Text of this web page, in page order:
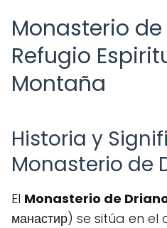
Monasterio
Refugio
Montaña
Historia y
Monasterio de
El Monasterio de
манастир) se sitúa en